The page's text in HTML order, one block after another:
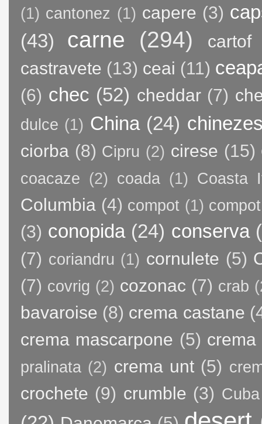
(1) cantonez (1) capere (3)
(43)
carne (294)
cartof
castravete (13) ceai (11)
(6) chec (52) cheddar (7)
dulce (1) China (24)
ciorba (8) Cipru (2) cirese (15)
coacaze (2) coada (1) Coasta
Columbia (4) compot (1)
(3) conopida (24) conserva
(7) coriandru (1) cornulete (5)
(7) covrig (2) cozonac (7) crab
bavaroise (8) crema castane
crema mascarpone (5) crema
pralinata (2) crema unt (5)
crochete (9) crumble (3) Cuba